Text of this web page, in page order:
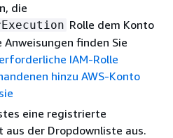
die
Rolle dem Konto
finden Sie
IAM-Rolle
hinzu AWS-Konto
eine registrierte
der Dropdownliste aus.